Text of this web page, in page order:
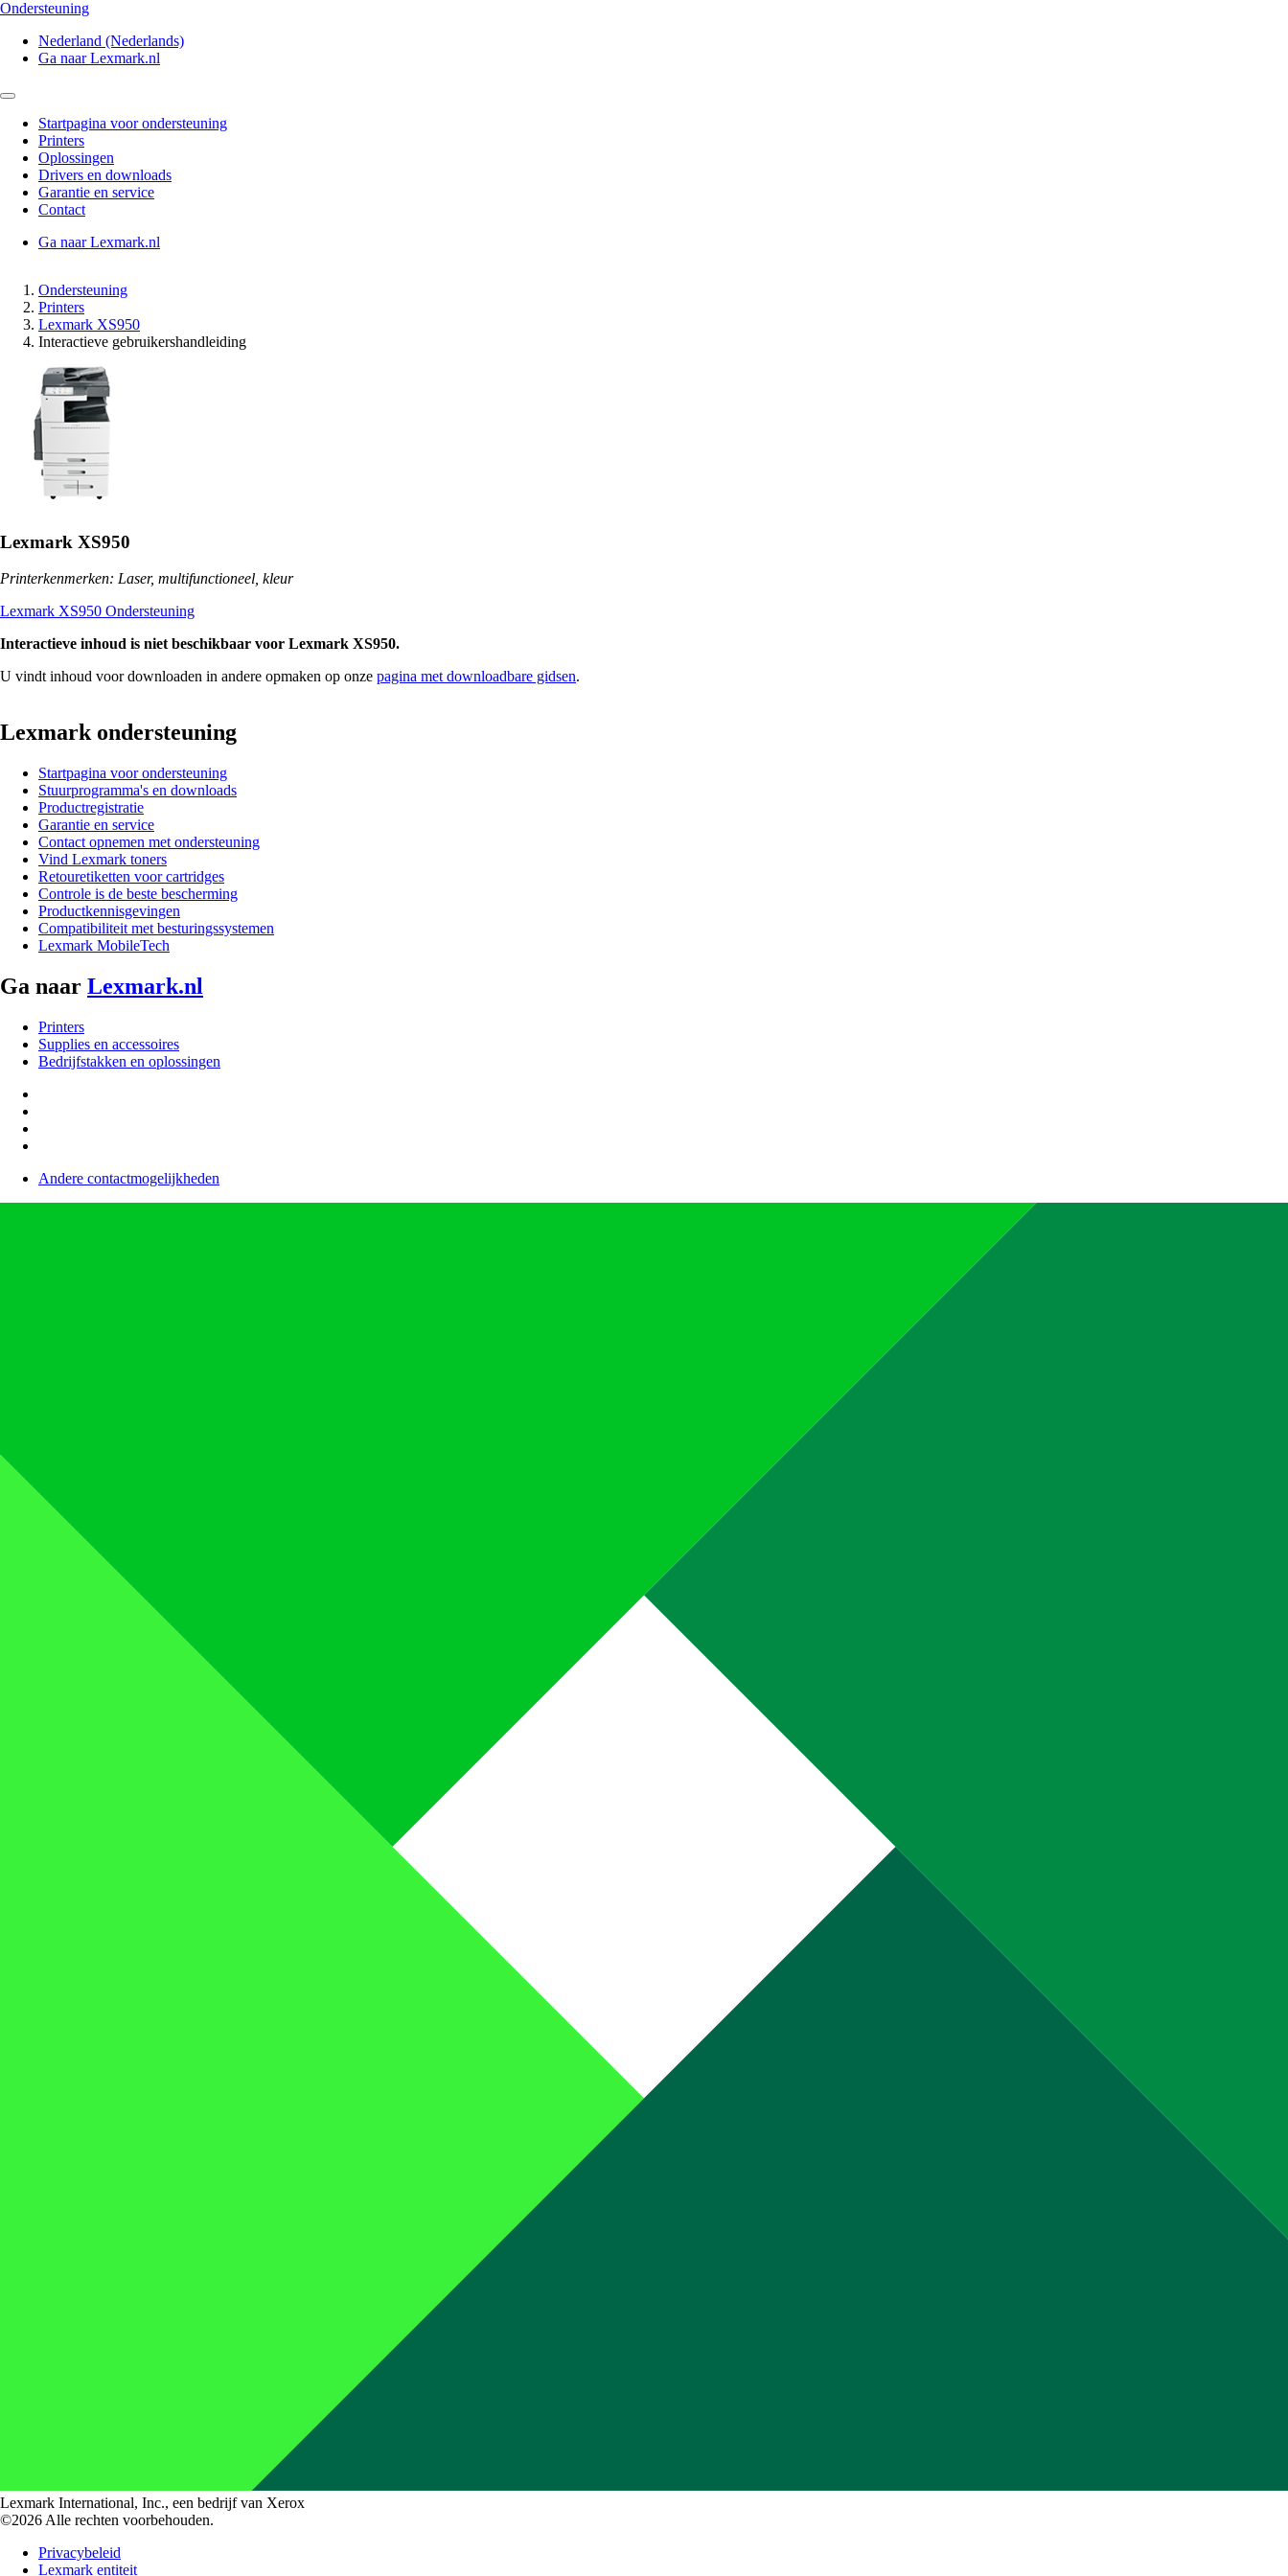
Ondersteuning
Nederland (Nederlands)
Ga naar Lexmark.nl
Startpagina voor ondersteuning
Printers
Oplossingen
Drivers en downloads
Garantie en service
Contact
Ga naar Lexmark.nl
Ondersteuning
Printers
Lexmark XS950
Interactieve gebruikershandleiding
Lexmark XS950
Printerkenmerken: Laser, multifunctioneel, kleur
Lexmark XS950 Ondersteuning
Interactieve inhoud is niet beschikbaar voor Lexmark XS950.
U vindt inhoud voor downloaden in andere opmaken op onze pagina met downloadbare gidsen.
Lexmark ondersteuning
Startpagina voor ondersteuning
Stuurprogramma's en downloads
Productregistratie
Garantie en service
Contact opnemen met ondersteuning
Vind Lexmark toners
Retouretiketten voor cartridges
Controle is de beste bescherming
Productkennisgevingen
Compatibiliteit met besturingssystemen
Lexmark MobileTech
Ga naar Lexmark.nl
Printers
Supplies en accessoires
Bedrijfstakken en oplossingen
Andere contactmogelijkheden
Lexmark International, Inc., een bedrijf van Xerox
©2026 Alle rechten voorbehouden.
Privacybeleid
Lexmark entiteit